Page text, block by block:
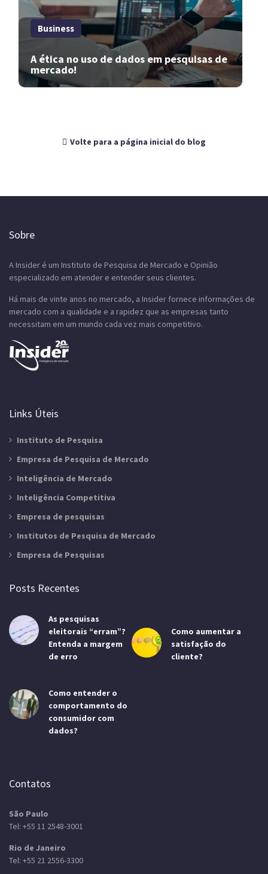
Business
A ética no uso de dados em pesquisas de
mercado!
Volte para a página inicial do blog
Sobre
A Insider é um Instituto de Pesquisa de Mercado e Opinião
especializado em atender e entender seus clientes.
Há mais de vinte anos no mercado, a Insider fornece informações de
mercado com a qualidade e a rapidez que as empresas tanto
necessitam em um mundo cada vez mais competitivo.
Links Úteis
Instituto de Pesquisa
Empresa de Pesquisa de Mercado
Inteligência de Mercado
Inteligência Competitiva
Empresa de pesquisas
Institutos de Pesquisa de Mercado
Empresa de Pesquisas
Posts Recentes
As pesquisas
eleitorais “erram”?
Entenda a margem
de erro
Como aumentar a
satisfação do
cliente?
Como entender o
comportamento do
consumidor com
dados?
Contatos
São Paulo
Tel: +55 11 2548-3001
Rio de Janeiro
Tel: +55 21 2556-3300